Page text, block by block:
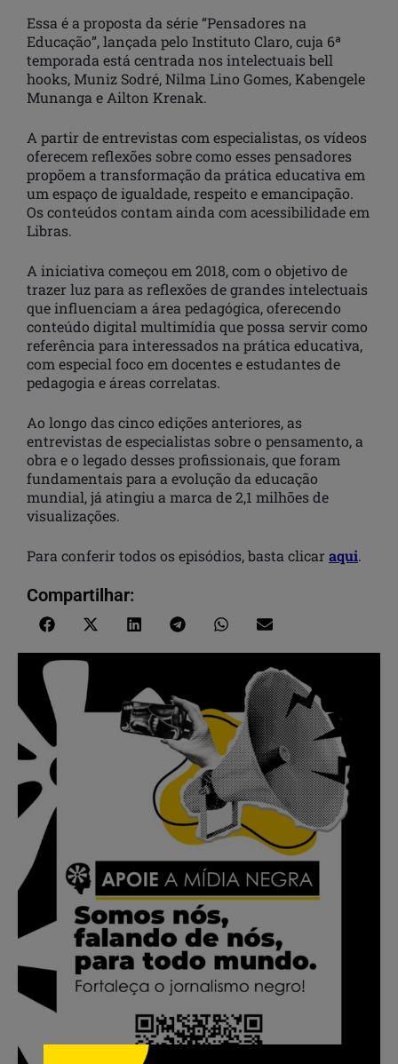
Essa é a proposta da série “Pensadores na
Educação”, lançada pelo Instituto Claro, cuja 6ª
temporada está centrada nos intelectuais bell
hooks, Muniz Sodré, Nilma Lino Gomes, Kabengele
Munanga e Ailton Krenak.
A partir de entrevistas com especialistas, os vídeos
oferecem reflexões sobre como esses pensadores
propõem a transformação da prática educativa em
um espaço de igualdade, respeito e emancipação.
Os conteúdos contam ainda com acessibilidade em
Libras.
A iniciativa começou em 2018, com o objetivo de
trazer luz para as reflexões de grandes intelectuais
que influenciam a área pedagógica, oferecendo
conteúdo digital multimídia que possa servir como
referência para interessados na prática educativa,
com especial foco em docentes e estudantes de
pedagogia e áreas correlatas.
Ao longo das cinco edições anteriores, as
entrevistas de especialistas sobre o pensamento, a
obra e o legado desses profissionais, que foram
fundamentais para a evolução da educação
mundial, já atingiu a marca de 2,1 milhões de
visualizações.
Para conferir todos os episódios, basta clicar aqui.
Compartilhar: